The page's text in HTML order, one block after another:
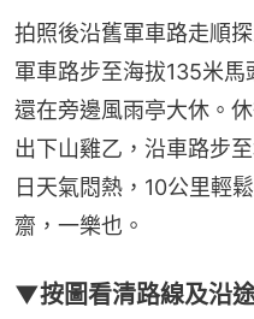
拍照後沿舊軍車路走順
軍車路步至海拔135米馬
還在旁邊風雨亭大休。
出下山雞乙，沿車路步
日天氣悶熱，10公里輕
齋，一樂也。
▼按圖看清路線及沿途